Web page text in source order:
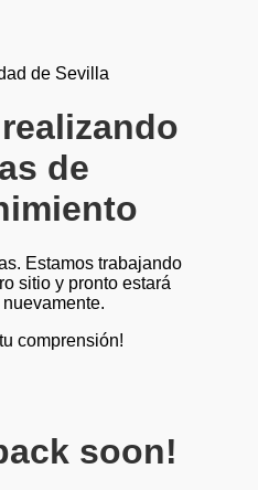
de
Estamos trabajando
sitio y pronto estará
comprensión!
soon!